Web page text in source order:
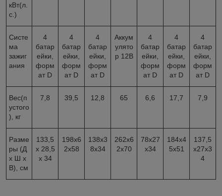
кВт(л.
с.)
Систе
ма
зажиг
ания
4
батар
ейки,
форм
ат D
4
батар
ейки,
форм
ат D
4
батар
ейки,
форм
ат D
Аккум
улято
р 12В
4
батар
ейки,
форм
ат D
4
батар
ейки,
форм
ат D
4
батар
ейки,
форм
ат D
Вес(п
устого
), кг
7,8 39,5 12,8 65 6,6 17,7 7,9
Разме
ры (Д
х Ш х
В), см
133,5
х 28,5
х 34
198х6
2х58
138х3
8х34
262х6
2х70
78х27
х34
184х4
5х51
137,5
х27х3
4